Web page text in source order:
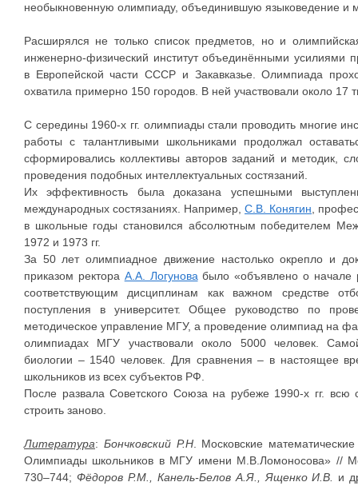
необыкновенную олимпиаду, объединившую языковедение и
Расширялся не только список предметов, но и
инженерно-физический институт объединёнными усилиями
в Европейской части СССР и Закавказье. Олимпиада
охватила примерно 150 городов. В ней участвовали около 17
С середины 1960-х гг. олимпиады стали проводить многие
работы с талантливыми школьниками продолжал
сформировались коллективы авторов заданий и методик,
проведения подобных интеллектуальных состязаний.
Их эффективность была доказана успешными
международных состязаниях. Например, С.В. Конягин ,
в школьные годы становился абсолютным победителем
1972 и 1973 гг.
За 50 лет олимпиадное движение настолько окрепло и
приказом ректора А.А. Логунова было «объявлено о начале
соответствующим дисциплинам как важном средстве
поступления в университет. Общее руководство по
методическое управление МГУ, а проведение олимпиад на
олимпиадах МГУ участвовали около 5000 человек.
биологии – 1540 человек. Для сравнения – в настоящее
школьников из всех субъектов РФ.
После развала Советского Союза на рубеже 1990-х гг.
строить заново.
Литература: Бончковский Р.Н. Московские
Олимпиады школьников в МГУ имени М.В.Ломоносова» //
730–744; Фёдоров Р.М., Канель-Белов А.Я., Ященко И.В.
и